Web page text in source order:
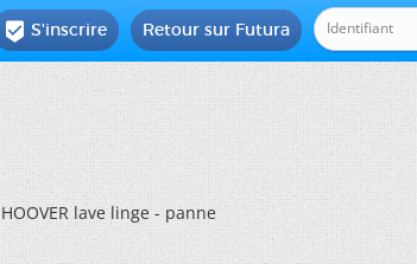
Retour sur Futura
 S'inscrire
HOOVER lave linge - panne